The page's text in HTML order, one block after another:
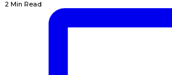
2 Min Read